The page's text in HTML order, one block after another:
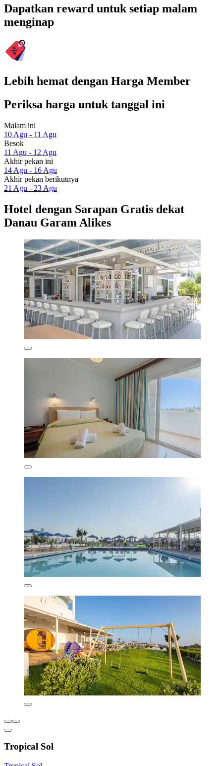
Dapatkan reward untuk setiap malam
menginap
Lebih hemat dengan Harga Member
Periksa harga untuk tanggal ini
Malam ini
10 Agu - 11 Agu
Besok
11 Agu - 12 Agu
Akhir pekan ini
14 Agu - 16 Agu
Akhir pekan berikutnya
21 Agu - 23 Agu
Hotel dengan Sarapan Gratis dekat
Danau Garam Alikes
Tropical Sol